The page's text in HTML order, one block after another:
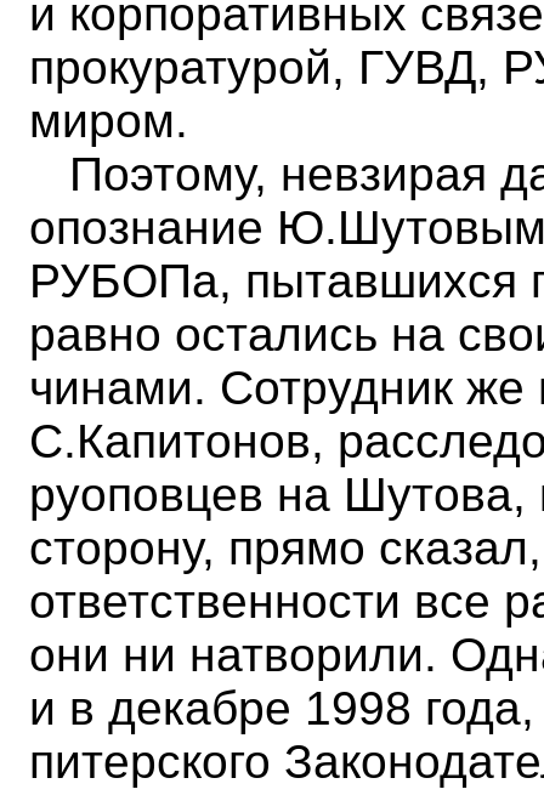
и корпоративных
прокуратурой, ГУВД,
миром.
Поэтому, невзирая
опознание
РУБОПа, пытавшихся
равно остались на
чинами. Сотрудник же
С.Капитонов,
руоповцев на Шутова,
сторону, прямо
ответственности все
они ни натворили.
и в декабре 1998
питерского